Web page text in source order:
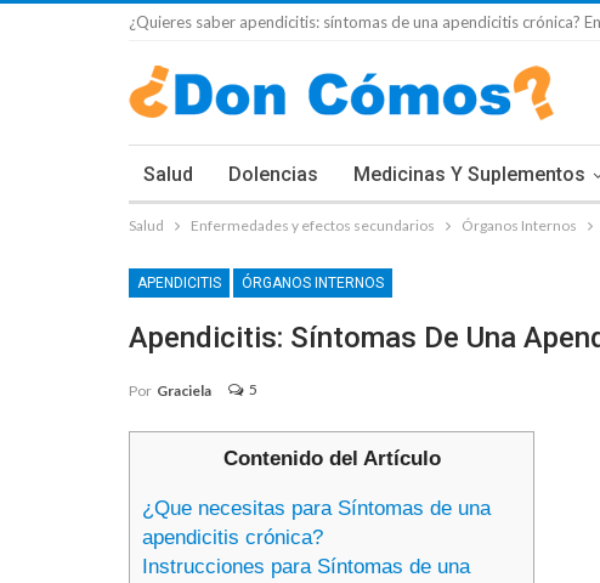
¿Quieres saber apendicitis: síntomas de una apendicitis crónica?
Salud Dolencias Medicinas Y Suplementos
Salud Enfermedades y efectos secundarios Órganos Internos
APENDICITIS ÓRGANOS INTERNOS
Apendicitis: Síntomas De Una
Por Graciela 5
Contenido del Artículo
¿Que necesitas para Síntomas de una
apendicitis crónica?
Instrucciones para Síntomas de una